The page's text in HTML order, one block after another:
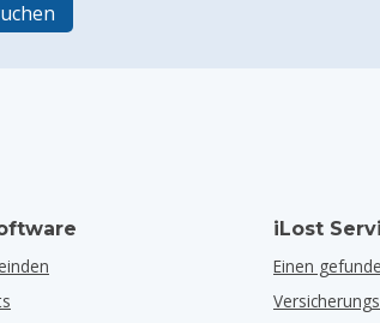
iLost
Einen